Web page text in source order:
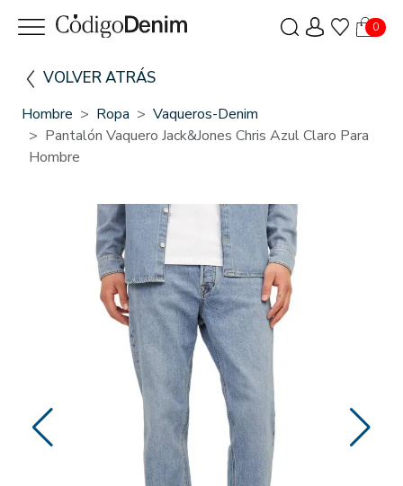
0
VOLVER ATRÁS
Hombre Ropa
Vaqueros-Denim
Pantalón Vaquero Jack&Jones Chris Azul Claro Para
Hombre